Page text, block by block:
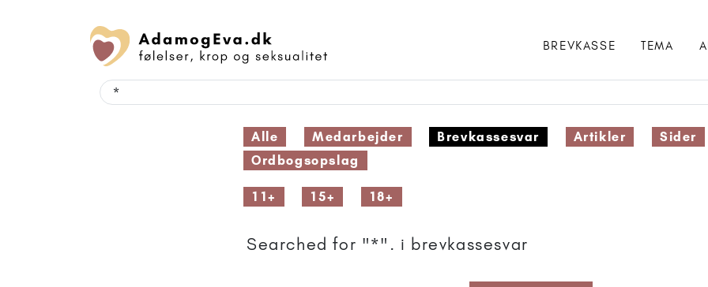
BREVKASSE TEMA
Alle Medarbejder Brevkassesvar Artikler
Sider
Ordbogsopslag
11+ 15+ 18+
Searched for "*". i brevkassesvar